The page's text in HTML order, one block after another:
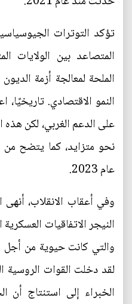
تؤكد التوترات
المتصاعد بين الولايات
الملحة لمعالجة أزمة
النمو الاقتصادي.
على الدعم الغربي، لكن
نحو متزايد، كما يتضح من
عام 2023.
وفي أعقاب الانقلاب،
النيجر الاتفاقيات
والتي كانت حيوية من
لقد دخلت القوات الروسية
الخبراء إلى استنتاج أن